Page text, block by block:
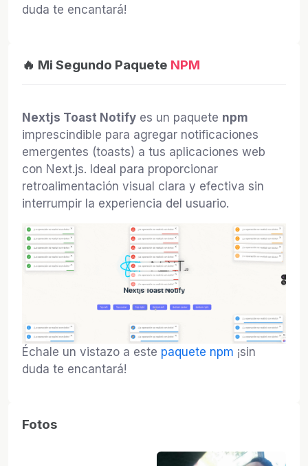
duda te encantará!
🔥 Mi Segundo Paquete NPM
Nextjs Toast Notify es un paquete npm
imprescindible para agregar notificaciones
emergentes (toasts) a tus aplicaciones web
con Next.js. Ideal para proporcionar
retroalimentación visual clara y efectiva sin
interrumpir la experiencia del usuario.
Échale un vistazo a este paquete npm ¡sin
duda te encantará!
Fotos